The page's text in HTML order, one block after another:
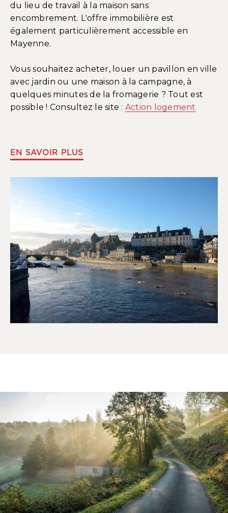
du lieu de travail à la maison sans
encombrement. L'offre immobilière est
également particulièrement accessible en
Mayenne.
Vous souhaitez acheter, louer un pavillon en ville
avec jardin ou une maison à la campagne, à
quelques minutes de la fromagerie ? Tout est
possible ! Consultez le site : Action logement
EN SAVOIR PLUS